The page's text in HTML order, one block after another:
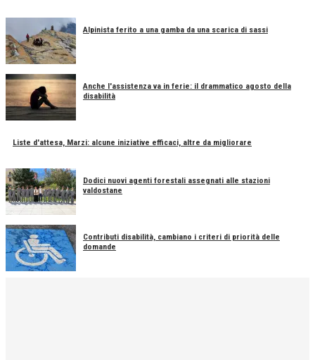
Alpinista ferito a una gamba da una scarica di sassi
Anche l'assistenza va in ferie: il drammatico agosto della
disabilità
Liste d'attesa, Marzi: alcune iniziative efficaci, altre da migliorare
Dodici nuovi agenti forestali assegnati alle stazioni
valdostane
Contributi disabilità, cambiano i criteri di priorità delle
domande